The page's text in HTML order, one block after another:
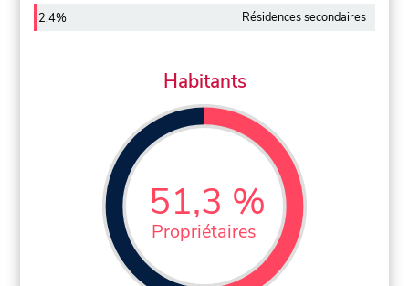
2,4% Résidences secondaires
Habitants
51,3 %
Propriétaires